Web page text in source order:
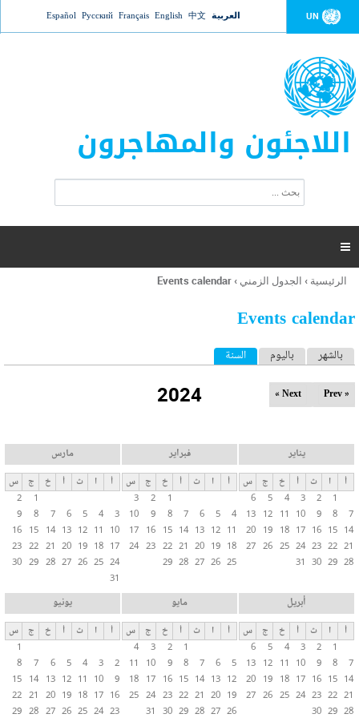
Jump to navigation UN العربية 中文
English
Français
Русский
Español
اللاجئون والمهاجرون
ت
ر
ل
ح
ب

أنت
هنا
الرئيسية › الجدول الزمني ›
Events calendar
Events calendar
ا
ل
ب
ب
ا
ت
ا
ل
أ
س
ا
س
ي
ة
بالشهر باليوم السنة (علامة التبويب النشطة)
2024 « Prev
Next »
يناير
أ ا ث أ خ ج
س
1
2
3
4
5
6
7
8
9
10
11
12
13
14
15
16
17
18
19
20
21
22
23
24
25
26
27
28
29
30
31
فبراير
أ ا ث أ خ ج
س
1
2
3
4
5
6
7
8
9
10
11
12
13
14
15
16
17
18
19
20
21
22
23
24
25
26
27
28
29
مارس
أ ا ث أ خ ج
س
1
2
3
4
5
6
7
8
9
10
11
12
13
14
15
16
17
18
19
20
21
22
23
24
25
26
27
28
29
30
31
أبريل
أ ا ث أ خ ج
س
1
2
3
4
5
6
7
8
9
10
11
12
13
14
15
16
17
18
19
20
21
22
23
24
25
26
27
28
29
30
مايو
أ ا ث أ خ ج
س
1
2
3
4
5
6
7
8
9
10
11
12
13
14
15
16
17
18
19
20
21
22
23
24
25
26
27
28
29
30
31
يونيو
أ ا ث أ خ ج
س
1
2
3
4
5
6
7
8
9
10
11
12
13
14
15
16
17
18
19
20
21
22
23
24
25
26
27
28
29